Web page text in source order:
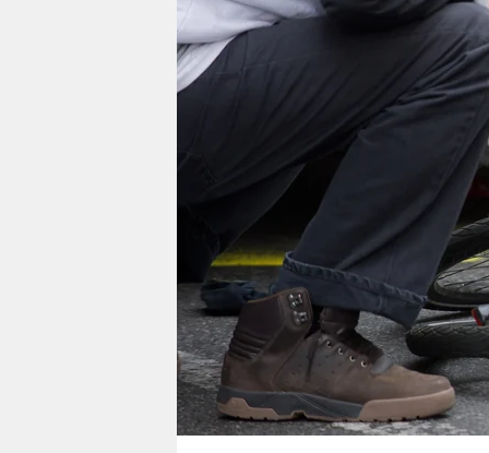
nord
wahrheit
veranstaltungen
fragen & hilfe
unterstützen
abo
genossenschaft